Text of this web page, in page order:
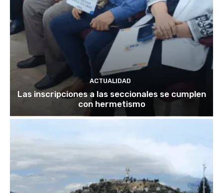
ACTUALIDAD
Las inscripciones a las seccionales se cumplen
con hermetismo